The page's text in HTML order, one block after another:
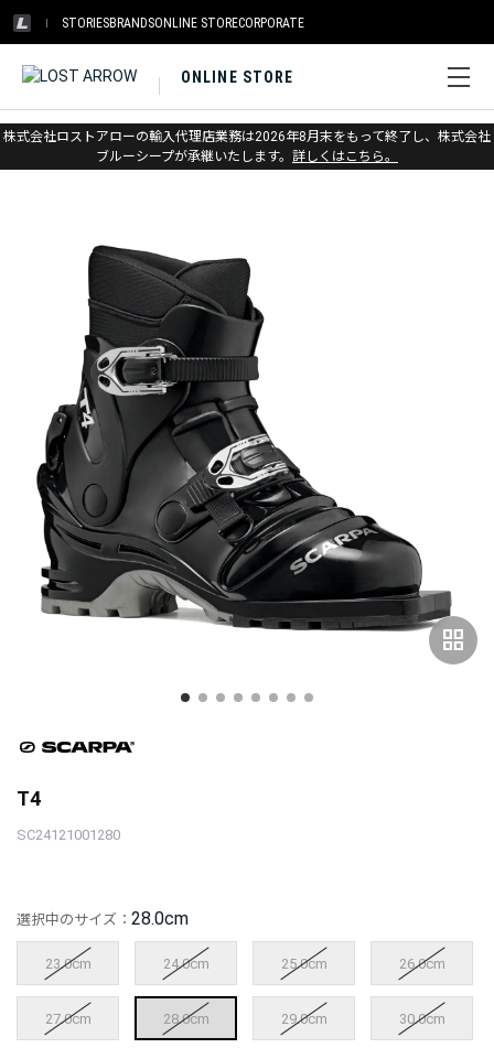
STORIESBRANDSONLINE STORECORPORATE
ONLINE STORE
株式会社ロストアローの輸入代理店業務は2026年8月末をもって終了し、株式会社
ブルーシープが承継いたします。 詳しくはこちら。
ホーム > スカルパ > スキー > テレマーク
grid_view
T4
SC24121001280
選択中のサイズ： 28.0cm
23.0cm 24.0cm 25.0cm 26.0cm
27.0cm 28.0cm 29.0cm 30.0cm